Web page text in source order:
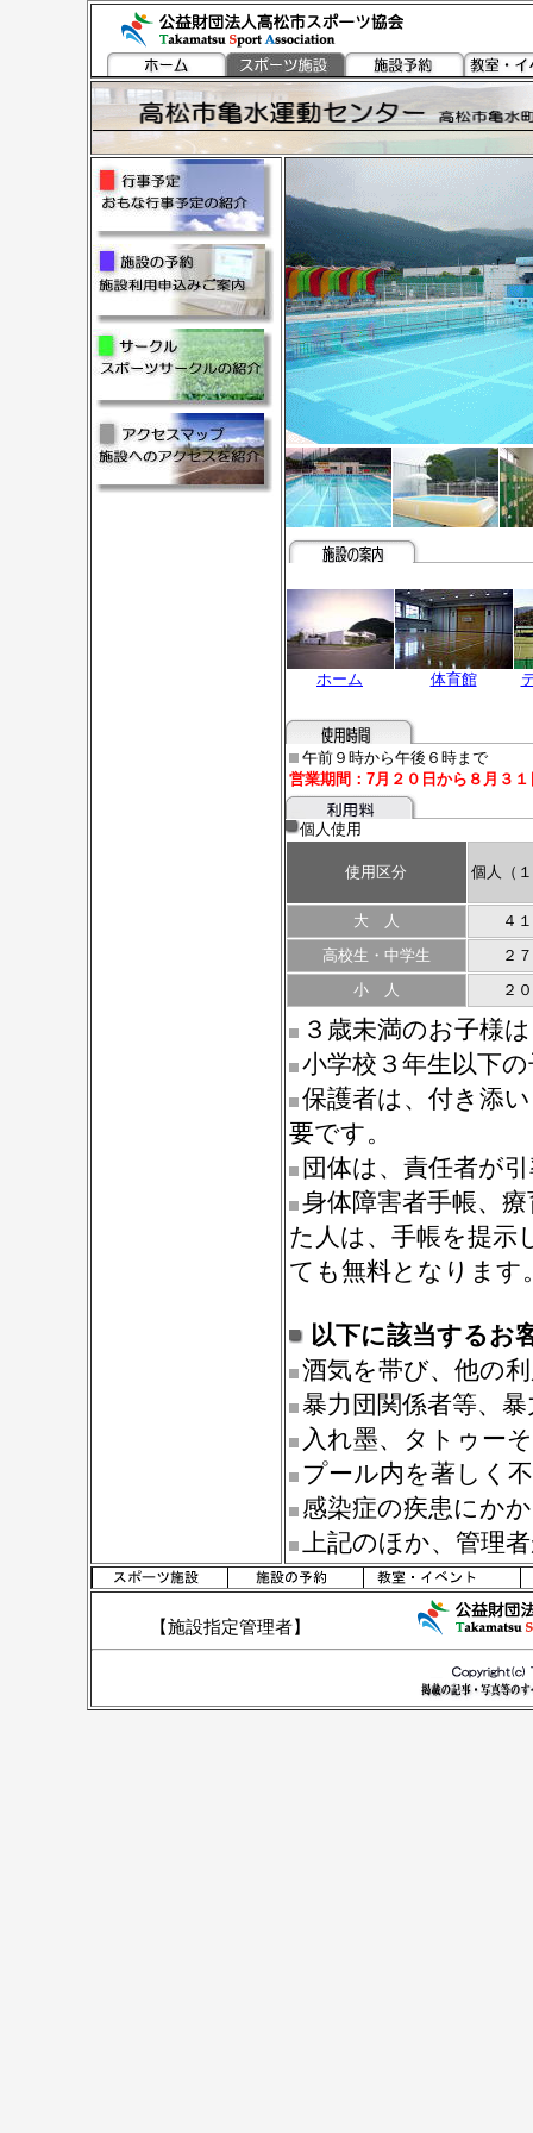
ホーム 体育館
午前９時から午後６時まで
営業期間：7月２０日から８月３１
個人使用
使用区分 個人（
大 人
４
高校生・中学生
２
小 人
２
３歳未満のお子様
小学校３年生以下
保護者は、付き添
要です。
団体は、責任者が
身体障害者手帳、
た人は、手帳を提示
ても無料となります
以下に該当するお
酒気を帯び、他の
暴力団関係者等、
入れ墨、タトゥー
プール内を著しく
感染症の疾患にか
上記のほか、管理
【施設指定管理者】